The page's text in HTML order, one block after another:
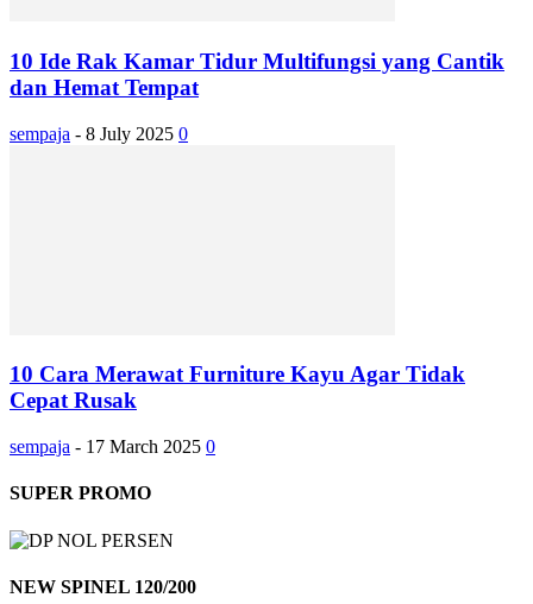
10 Ide Rak Kamar Tidur Multifungsi yang Cantik
dan Hemat Tempat
sempaja - 8 July 2025 0
10 Cara Merawat Furniture Kayu Agar Tidak
Cepat Rusak
sempaja - 17 March 2025 0
SUPER PROMO
NEW SPINEL 120/200